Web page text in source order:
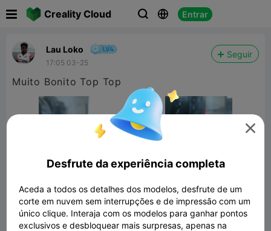
Creality Cloud   Entrar
Lau Loko
17:05 03-25
Seguir
Muito Bonito Top Top

Desfrute da experiência completa
Aceda a todos os detalhes dos modelos, desfrute de um
corte em nuvem sem interrupções e de impressão com um
único clique. Interaja com os modelos para ganhar pontos
exclusivos e desbloquear mais surpresas, apenas na